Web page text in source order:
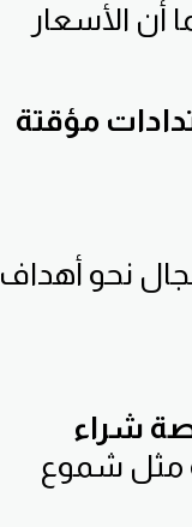
أن الأسعار
مؤقتة
نحو أهداف
شراء
مثل شموع